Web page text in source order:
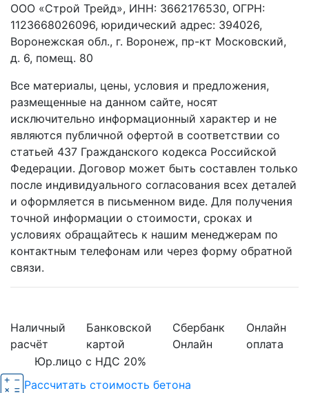
ООО «Строй Трейд», ИНН: 3662176530, ОГРН:
1123668026096, юридический адрес: 394026,
Воронежская обл., г. Воронеж, пр-кт Московский,
д. 6, помещ. 80
Все материалы, цены, условия и предложения,
размещенные на данном сайте, носят
исключительно информационный характер и не
являются публичной офертой в соответствии со
статьей 437 Гражданского кодекса Российской
Федерации. Договор может быть составлен только
после индивидуального согласования всех деталей
и оформляется в письменном виде. Для получения
точной информации о стоимости, сроках и
условиях обращайтесь к нашим менеджерам по
контактным телефонам или через форму обратной
связи.
Наличный
расчёт
Банковской
картой
Сбербанк
Онлайн
Онлайн
оплата
Юр.лицо с НДС 20%
Рассчитать стоимость бетона